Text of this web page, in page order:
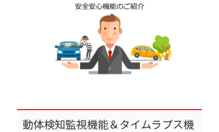
動体検知監視機能＆タイムラプス機